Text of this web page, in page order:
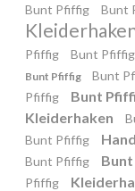
Bunt Pfiffig
Bunt
Pfiffig
Bunt Pfiffig
Bunt Pfiffig
Bunt
Pfiffig
Bunt
Kleiderhaken
Bunt Pfiffig
Bunt Pfiffig
Pfiffig